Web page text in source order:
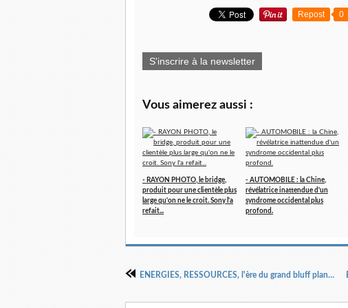
Repost 0
S'inscrire à la newsletter
Vous aimerez aussi :
- RAYON PHOTO, le bridge,
produit pour une clientèle plus
large qu'on ne le croit. Sony l'a
refait...
- AUTOMOBILE : la Chine,
révélatrice inattendue d'un
syndrome occidental plus
profond.
ENERGIES, RESSOURCES, l'ère du grand bluff planétaire ne s'est jamais aussi bien portée...!